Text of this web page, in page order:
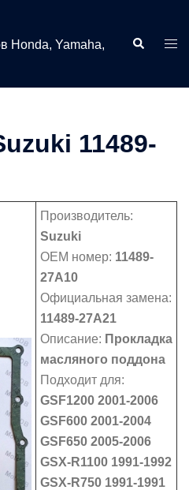
Honda, Yamaha,
Поиск
11489-
Производитель:
Suzuki
OEM номер: 11489-
27A10
Официальная замена:
11489-27A21
Описание: Прокладка
масляного поддона
Подходит для:
GSF1200 2001-2006
GSF600 2001-2004
GSF650 2005-2006
GSX-R1100 1991-1992
GSX-R750 1991-1991